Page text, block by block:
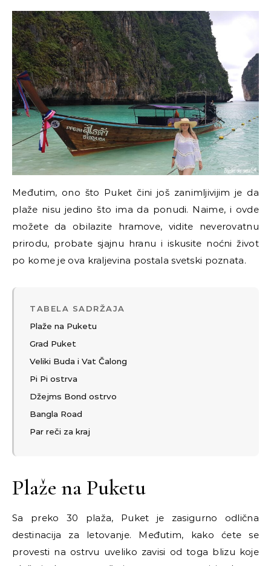
Međutim, ono što Puket čini još zanimljivijim je da
plaže nisu jedino što ima da ponudi. Naime, i ovde
možete da obilazite hramove, vidite neverovatnu
prirodu, probate sjajnu hranu i iskusite noćni život
po kome je ova kraljevina postala svetski poznata.
TABELA SADRŽAJA
Plaže na Puketu
Grad Puket
Veliki Buda i Vat Čalong
Pi Pi ostrva
Džejms Bond ostrvo
Bangla Road
Par reči za kraj
Plaže na Puketu
Sa preko 30 plaža, Puket je zasigurno odlična
destinacija za letovanje. Međutim, kako ćete se
provesti na ostrvu uveliko zavisi od toga blizu koje